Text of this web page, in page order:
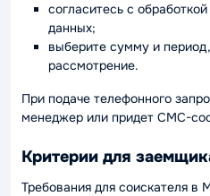
согласитесь с
данных;
выберите сумму и
рассмотрение.
При подаче телефонного
менеджер или придет СМС-
Критерии для
Требования для соискателя